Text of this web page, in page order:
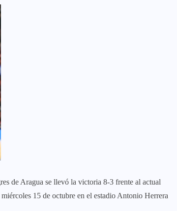
de Aragua se llevó la victoria 8-3 frente al actual
15 de octubre en el estadio Antonio Herrera